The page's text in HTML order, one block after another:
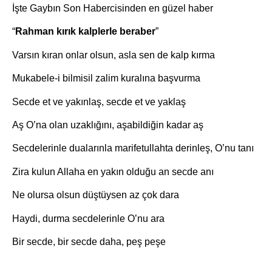
İşte Gaybın Son Habercisinden en güzel haber
“Rahman kırık kalplerle beraber”
Varsın kıran onlar olsun, asla sen de kalp kırma
Mukabele-i bilmisil zalim kuralına başvurma
Secde et ve yakınlaş, secde et ve yaklaş
Aş O’na olan uzaklığını, aşabildiğin kadar aş
Secdelerinle dualarınla marifetullahta derinleş, O’nu tanı
Zira kulun Allaha en yakın olduğu an secde anı
Ne olursa olsun düştüysen az çok dara
Haydi, durma secdelerinle O’nu ara
Bir secde, bir secde daha, peş peşe